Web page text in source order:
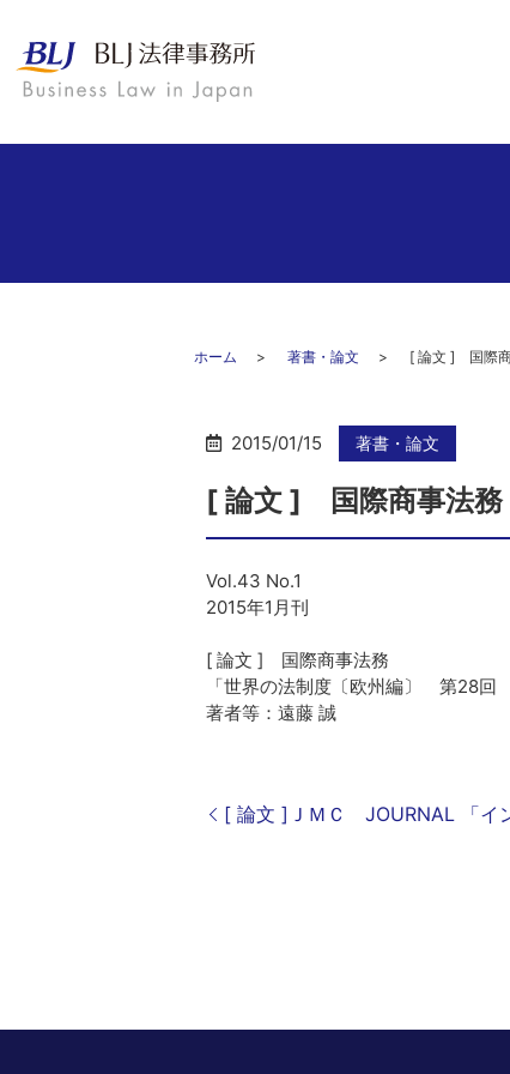
ホーム 著書・論文 [ 論文 ] 国際
2015/01/15 著書・論文
[ 論文 ] 国際商事法務
Vol.43 No.1
2015年1月刊
[ 論文 ] 国際商事法務
「世界の法制度〔欧州編〕 第28回
著者等：遠藤 誠
[ 論文 ]ＪＭＣ JOURNAL 「イ